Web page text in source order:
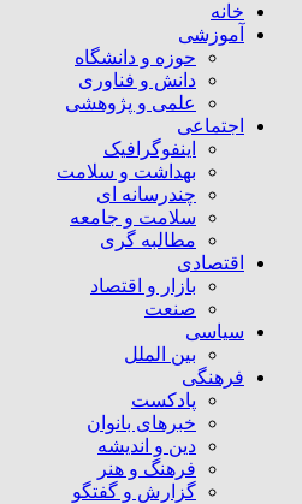
خانه
آموزشی
حوزه و دانشگاه
دانش و فناوری
علمی و پژوهشی
اجتماعی
اینفوگرافیک
بهداشت و سلامت
چندرسانه ای
سلامت و جامعه
مطالبه گری
اقتصادی
بازار و اقتصاد
صنعت
سیاسی
بین الملل
فرهنگی
پادکست
خبرهای بانوان
دین و اندیشه
فرهنگ و هنر
گزارش و گفتگو